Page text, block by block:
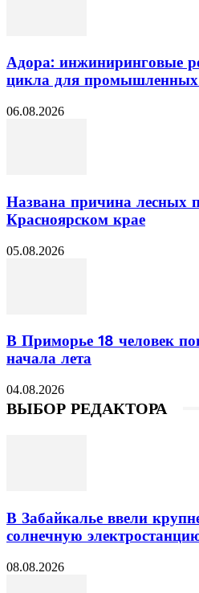
Адора: инжиниринговые
цикла для промышленных
06.08.2026
Названа причина лесных
Красноярском крае
05.08.2026
В Приморье 18 человек
начала лета
04.08.2026
ВЫБОР РЕДАКТОРА
В Забайкалье ввели
солнечную
08.08.2026